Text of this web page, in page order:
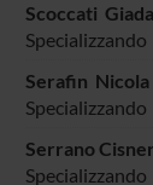
Scoccati Giada
Specializzando
Serafin Nicola
Specializzando
Serrano
Specializzando